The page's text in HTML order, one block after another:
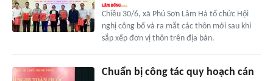
Chiều 30/6, xã Phú Sơn Lâm Hà tổ chức Hội
nghị công bố và ra mắt các thôn mới sau khi
sắp xếp đơn vị thôn trên địa bàn.
Chuẩn bị công tác quy hoạch cán